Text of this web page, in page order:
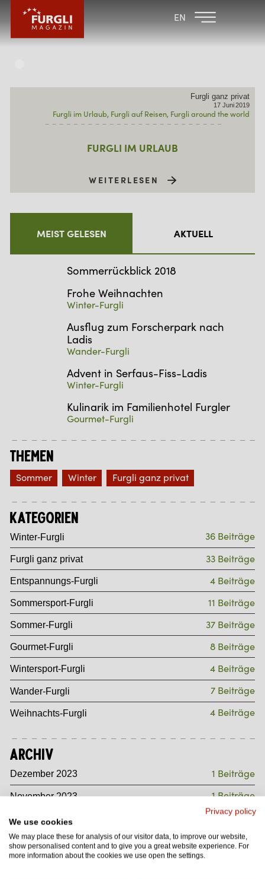
EN
FAMILIENHOTEL
FURGLER
KINDER
SOMMER
Furgli ganz privat
17 Juni 2019
Furgli im Urlaub Furgli auf Reisen Furgli around the world
FURGLI IM URLAUB
WEITERLESEN
MEIST GELESEN AKTUELL
Sommerrückblick 2018
Frohe Weihnachten
Winter-Furgli
Ausflug zum Forscherpark nach
Ladis
Wander-Furgli
Advent in Serfaus-Fiss-Ladis
Winter-Furgli
Kulinarik im Familienhotel Furgler
Gourmet-Furgli
Themen
Sommer Winter Furgli ganz privat
Kategorien
Winter-Furgli 36 Beiträge
Furgli ganz privat 33 Beiträge
Entspannungs-Furgli 4 Beiträge
Sommersport-Furgli 11 Beiträge
Sommer-Furgli 37 Beiträge
Gourmet-Furgli 8 Beiträge
Wintersport-Furgli 4 Beiträge
Wander-Furgli 7 Beiträge
Weihnachts-Furgli 4 Beiträge
Archiv
Dezember 2023 1 Beiträge
November 2023 1 Beiträge
Oktober 2023 1 Beiträge
September 2023 1 Beiträge
August 2023
Privacy policy
We use cookies
We may place these for analysis of our visitor data, to improve our website,
show personalised content and to give you a great website experience. For
more information about the cookies we use open the settings.